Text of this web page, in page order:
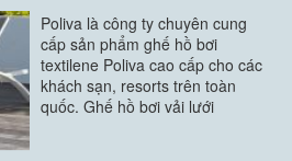
Poliva là công ty chuyên cung
cấp sản phẩm ghế hồ bơi
textilene Poliva cao cấp cho các
khách sạn, resorts trên toàn
quốc. Ghế hồ bơi vải lưới